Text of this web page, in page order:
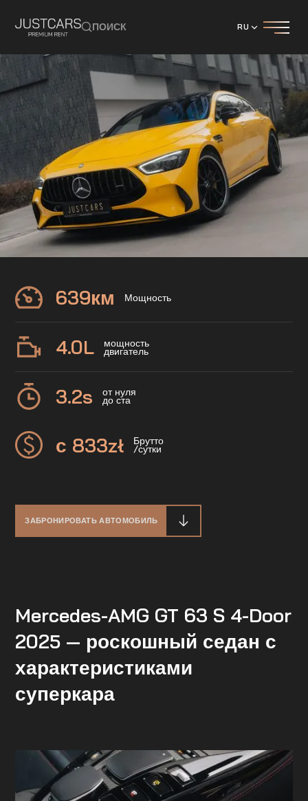
ПОИСК RU
Mercedes
GT63S 4DOOR AMG
639км Мощность
4.0L мощность
двигатель
3.2s от нуля
до ста
с 833zł Брутто
/сутки
ЗАБРОНИРОВАТЬ АВТОМОБИЛЬ
Mercedes-AMG GT 63 S 4-Door
2025 — роскошный седан с
характеристиками
суперкара